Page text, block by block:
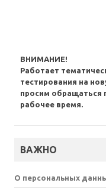
ВНИМАНИЕ!
Работает
тестирования на
просим обращаться
рабочее время.
ВАЖНО
О персональных